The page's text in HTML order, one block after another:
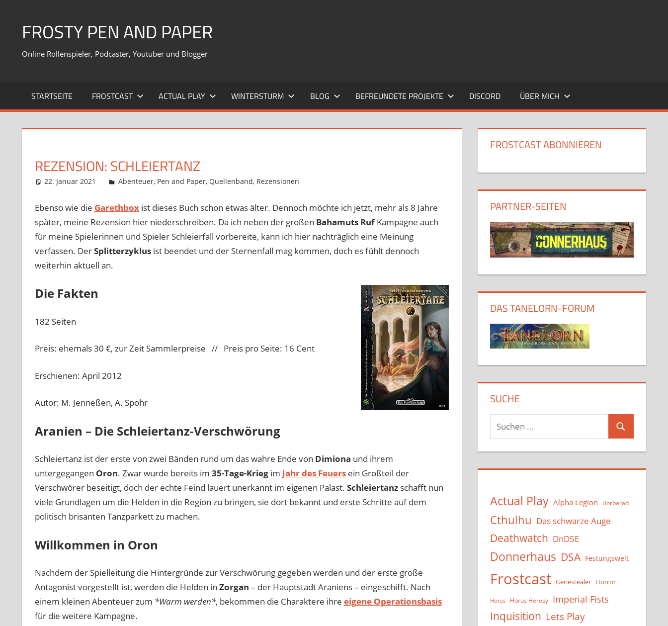
springenFROSTY PEN AND PAPER
Online Rollenspieler, Podcaster, Youtuber und Blogger
STARTSEITE FROSTCAST ACTUAL PLAY WINTERSTURM BLOG BEFREUNDETE PROJEKTE DISCORD ÜBER MICH
REZENSION: SCHLEIERTANZ
22. Januar 2021 Frosty
Abenteuer, Pen and Paper, Quellenband, Rezensionen
Ebenso wie die Garethboxist dieses Buch schon etwas älter. Dennoch möchte ich jetzt, mehr als 8 Jahre
später, meine Rezension hier niederschreiben. Da ich neben der großen Bahamuts RufKampagne auch
für meine Spielerinnen und Spieler Schleierfall vorbereite, kann ich hier nachträglich eine Meinung
verfassen. DerSplitterzyklusist beendet und der Sternenfall mag kommen, doch es fühlt dennoch
weiterhin aktuell an.
Die Fakten
182 Seiten
Preis: ehemals 30 €, zur Zeit Sammlerpreise // Preis pro Seite: 16 Cent
Erschienen: April 2012
Autor: M. Jenneßen, A. Spohr
Aranien – Die Schleiertanz-Verschwörung
Schleiertanz ist der erste von zwei Bänden rund um das wahre Ende von Dimiona und ihrem
untergegangen Oron. Zwar wurde bereits im 35-Tage-Kriegim Jahr des Feuersein Großteil der
Verschwörer beseitigt, doch der echte Feind lauert unerkannt im eigenen Palast. Schleiertanzschafft nun
viele Grundlagen um die Helden in die Region zu bringen, sie dort bekannt und erste Schritte auf dem
politisch brisanten Tanzparkett zu machen.
Willkommen in Oron
Nachdem der Spielleitung die Hintergründe zur Verschwörung gegeben werden und der erste große
Antagonist vorgestellt ist, werden die Helden in Zorgan – der Hauptstadt Araniens – eingeschifft. Nach
einem kleinen Abenteuer zum *Warm werden*, bekommen die Charaktere ihre eigene Operationsbasis
für die weitere Kampagne.
FROSTCAST ABONNIEREN
PARTNER-SEITEN
DAS TANELORN-FORUM
SUCHE
Suchen
nach:
Suchen
Actual Play Alpha Legion Borbarad
Cthulhu Das schwarze Auge
Deathwatch DnD5E
Donnerhaus DSA Festungswelt
Frostcast Genestealer Horror
Horus Horus Heresy Imperial Fists
Inquisition Lets Play